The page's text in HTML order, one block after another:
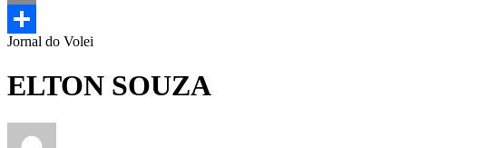
Email
Share
Jornal do Volei
ELTON SOUZA